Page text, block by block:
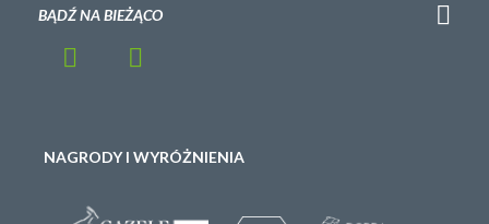
BĄDŹ NA BIEŻĄCO
NAGRODY I WYRÓŻNIENIA